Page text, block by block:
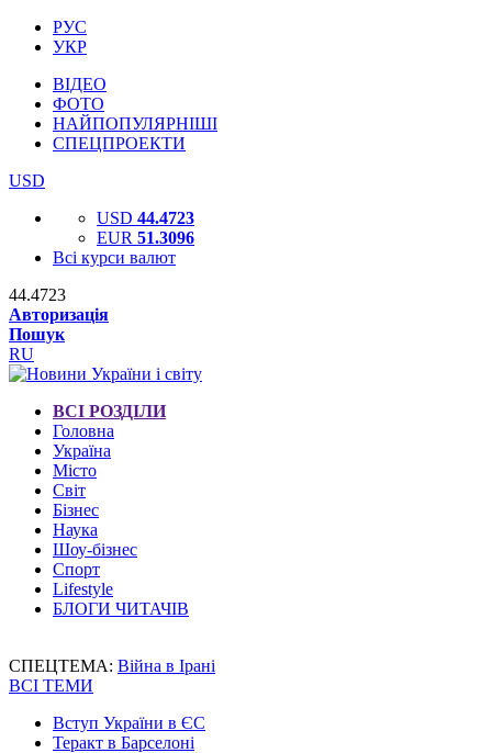
РУС
УКР
ВІДЕО
ФОТО
НАЙПОПУЛЯРНІШІ
СПЕЦПРОЕКТИ
USD
USD 44.4723
EUR 51.3096
Всі курси валют
44.4723
Авторизація
Пошук
RU
ВСІ РОЗДІЛИ
Головна
Україна
Місто
Світ
Бізнес
Наука
Шоу-бізнес
Спорт
Lifestyle
БЛОГИ ЧИТАЧІВ
СПЕЦТЕМА: Війна в Ірані
ВСІ ТЕМИ
Вступ України в ЄС
Теракт в Барселоні